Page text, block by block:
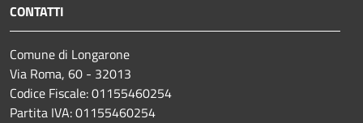
CONTATTI
Comune di Longarone
Via Roma, 60 - 32013
Codice Fiscale: 01155460254
Partita IVA: 01155460254